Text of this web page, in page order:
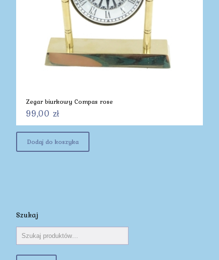
Zegar biurkowy Compas rose
99,00 zł
Dodaj do koszyka
Szukaj